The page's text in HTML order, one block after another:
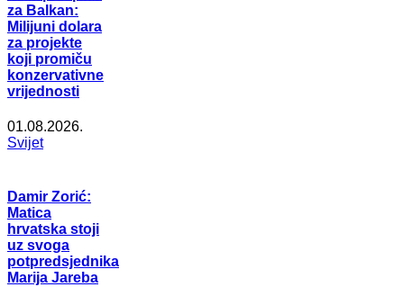
za Balkan:
Milijuni dolara
za projekte
koji promiču
konzervativne
vrijednosti
01.08.2026.
Svijet
Damir Zorić:
Matica
hrvatska stoji
uz svoga
potpredsjednika
Marija Jareba